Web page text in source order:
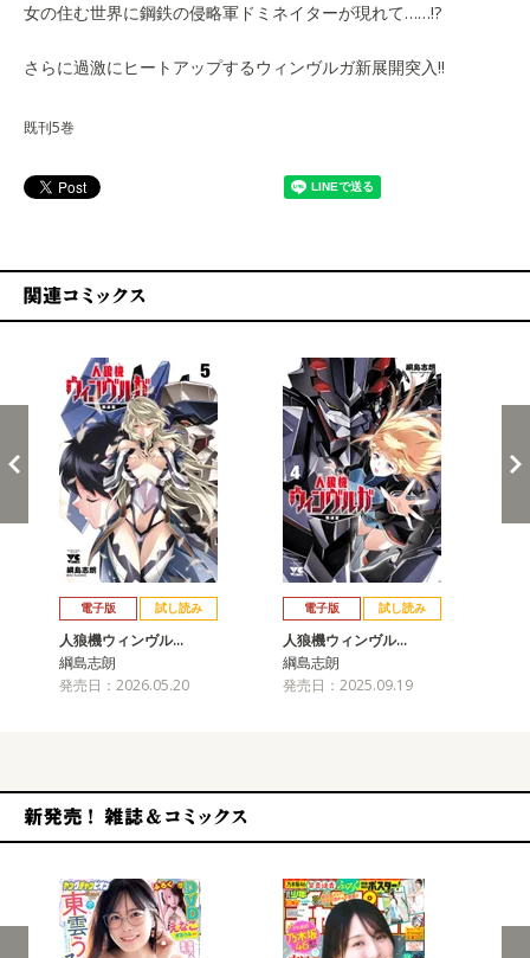
女の住む世界に鋼鉄の侵略軍ドミネイターが現れて……!?
さらに過激にヒートアップするウィンヴルガ新展開突入!!
既刊5巻
電子版 試し読み
人狼機ウィンヴル…
綱島志朗
発売日：2026.05.20
電子版 試し読み
人狼機ウィンヴル…
綱島志朗
発売日：2025.09.19